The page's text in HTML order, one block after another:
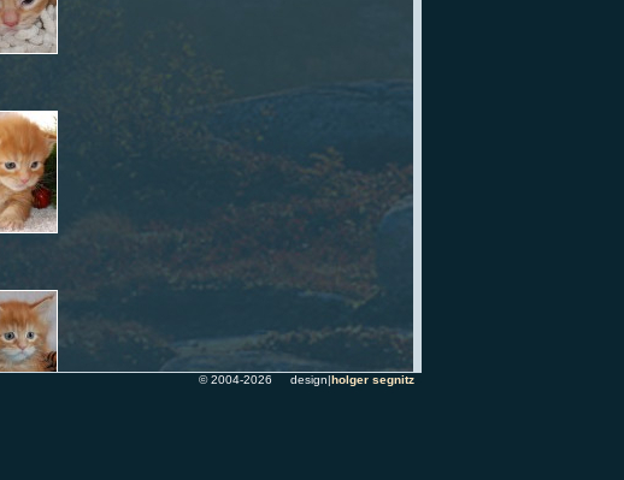
© 2004-2026 design|holger segnitz